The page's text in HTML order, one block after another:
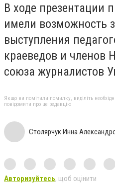
В ходе презентации
имели возможность
выступления
краеведов и членов
союза журналистов
Якщо ви помітили помилку, виділіть
повідомити про це редакцію
Столярчук Инна
Авторизуйтесь, щоб оцінити